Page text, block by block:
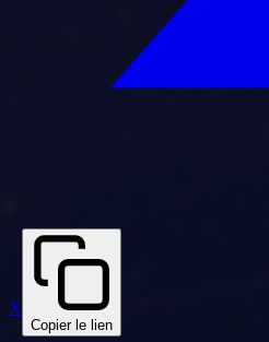
X
Copier le lien